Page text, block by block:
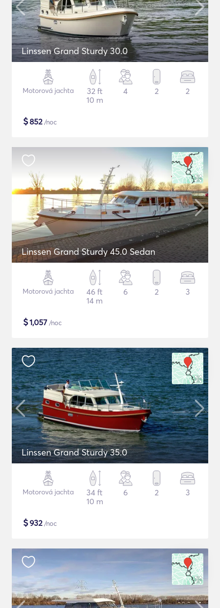
Linssen Grand Sturdy 30.0
Motorová jachta
32 ft
10 m
4 2 2
$852/noc
Linssen Grand Sturdy 45.0 Sedan
Motorová jachta
46 ft
14 m
6 2 3
$1,057 /noc
Linssen Grand Sturdy 35.0
Motorová jachta
34 ft
10 m
6 2 3
$932/noc